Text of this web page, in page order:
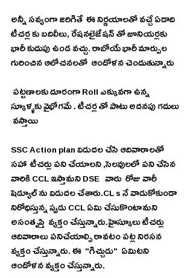
అన్నీ సవ్యంగా జరిగితే  ఈ నిర్ణయాలతో వచ్చే ఏడాది
టీచర్ల కు బదిలీలు, రేషనలైజేషన్ తో జూనియర్లకు
భారీ కుదుపు ఉండ వచ్చు. రాబోయే భారీ మార్పుల
గురించిన ఆలోచనలతో  ఆందోళన చెందుతున్నారు
స్కూళ్ళకు వైభోగమే . టీచర్ల తో పాటు అదనపు గదులు
వస్తాయి
SSC Action plan విడుదల చేసి ఆదివారాలతో
సహా  టీచర్లు పని చేయాలని ,సెలవులలో పని చేసిన
వారికి CCL ఇస్తామని DSE   వారు  రోజు వారీ
షెడ్యూల్ ను విడుదల చేశారు.CL s నే వాడుకోకుండా
నిరోధిస్తున్న ప్పుడు CCL ఏమి చేసుకొంటామని
అసంతృప్తి  వ్యక్తం చేస్తున్నారు.హైస్కూలు టీచర్లు
ఆదివారాలు పనిచేయాల్సి రావటం పట్ల నిరసన
వ్యక్తం చేస్తున్నారు. ఈ  "గిచ్చుడు"  ఏమిటని
ఆందోళన వ్యక్తం చేస్తున్నారు.